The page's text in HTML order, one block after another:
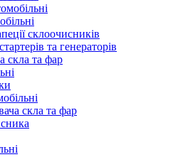
склоочисників
та генераторів
скла та фар
скла та фар